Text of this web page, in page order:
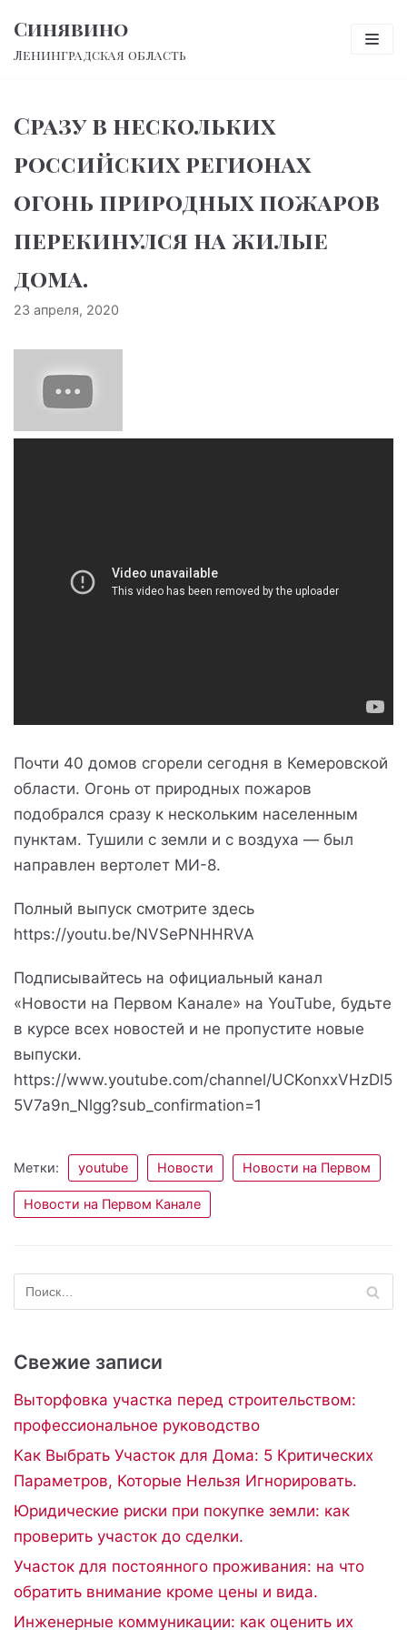
Перейти
к
Синявино
Ленинградская область
Сразу в нескольких
российских регионах
огонь природных пожаров
перекинулся на жилые
дома.
23 апреля, 2020
Почти 40 домов сгорели сегодня в Кемеровской
области. Огонь от природных пожаров
подобрался сразу к нескольким населенным
пунктам. Тушили с земли и с воздуха — был
направлен вертолет МИ-8.
Полный выпуск смотрите здесь
https://youtu.be/NVSePNHHRVA
Подписывайтесь на официальный канал
«Новости на Первом Канале» на YouTube, будьте
в курсе всех новостей и не пропустите новые
выпуски.
https://www.youtube.com/channel/UCKonxxVHzDl5
5V7a9n_Nlgg?sub_confirmation=1
Метки: youtube Новости Новости на Первом
Новости на Первом Канале
Свежие записи
Выторфовка участка перед строительством:
профессиональное руководство
Как Выбрать Участок для Дома: 5 Критических
Параметров, Которые Нельзя Игнорировать.
Юридические риски при покупке земли: как
проверить участок до сделки.
Участок для постоянного проживания: на что
обратить внимание кроме цены и вида.
Инженерные коммуникации: как оценить их